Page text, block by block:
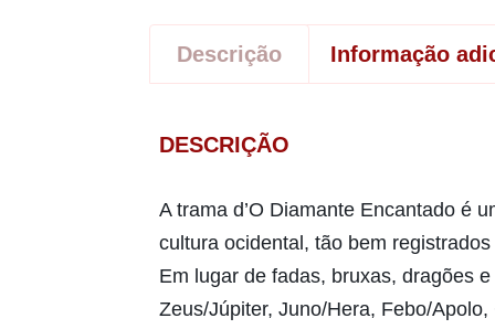
Descrição Informação
DESCRIÇÃO
A trama d’O Diamante Encantado é
cultura ocidental, tão bem
Em lugar de fadas, bruxas, dragões
Zeus/Júpiter, Juno/Hera, Febo/